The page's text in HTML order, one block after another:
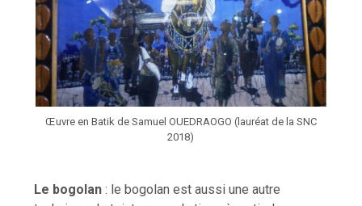
Œuvre en Batik de Samuel OUEDRAOGO (lauréat de la SNC
2018)
Le bogolan: le bogolan est aussi une autre